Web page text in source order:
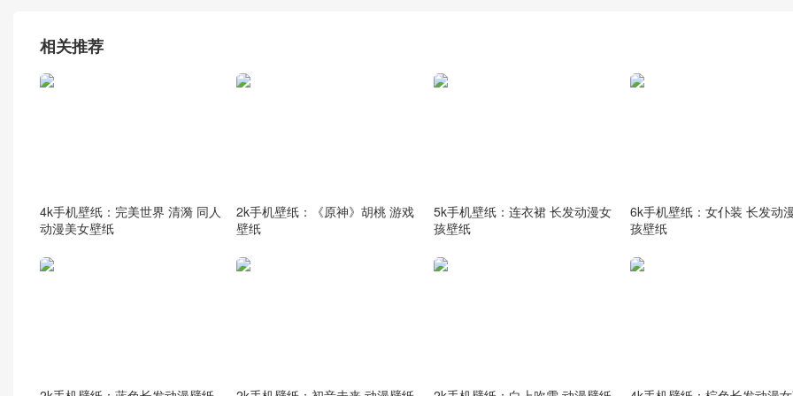
相关推荐
4k手机壁纸：完美世界 清漪 同人
动漫美女壁纸
2k手机壁纸：《原神》胡桃 游戏
壁纸
5k手机壁纸：连衣裙 长发动漫女
孩壁纸
6k手机壁纸：女仆装 长发动
孩壁纸